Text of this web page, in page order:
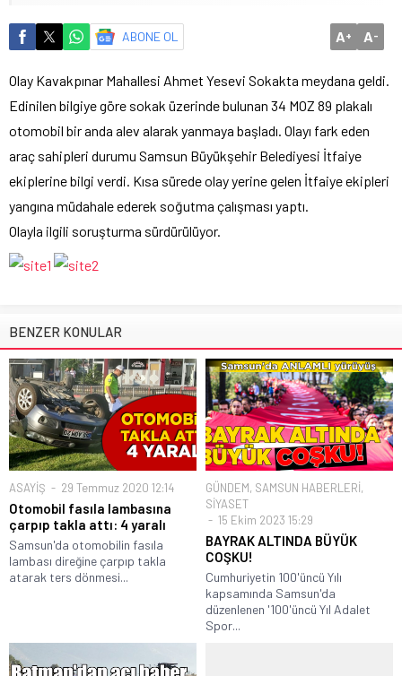
ABONE OL A+ A-
Olay Kavakpınar Mahallesi Ahmet Yesevi Sokakta meydana geldi.
Edinilen bilgiye göre sokak üzerinde bulunan 34 MOZ 89 plakalı
otomobil bir anda alev alarak yanmaya başladı. Olayı fark eden
araç sahipleri durumu Samsun Büyükşehir Belediyesi İtfaiye
ekiplerine bilgi verdi. Kısa sürede olay yerine gelen İtfaiye ekipleri
yangına müdahale ederek soğutma çalışması yaptı.
Olayla ilgili soruşturma sürdürülüyor.
BENZER KONULAR
ASAYİŞ 29 Temmuz 2020 12:14
Otomobil fasıla lambasına
çarpıp takla attı: 4 yaralı
Samsun'da otomobilin fasıla
lambası direğine çarpıp takla
atarak ters dönmesi...
GÜNDEM, SAMSUN HABERLERİ,
SİYASET
15 Ekim 2023 15:29
BAYRAK ALTINDA BÜYÜK
COŞKU!
Cumhuriyetin 100'üncü Yılı
kapsamında Samsun'da
düzenlenen '100'üncü Yıl Adalet
Spor...